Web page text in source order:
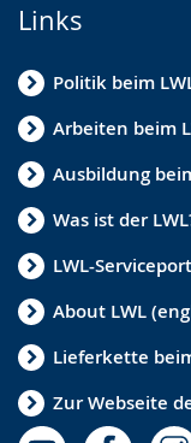
Links
Politik beim
Arbeiten beim
Ausbildung
Was ist der
LWL-
About LWL
Lieferkette
Zur Webseite